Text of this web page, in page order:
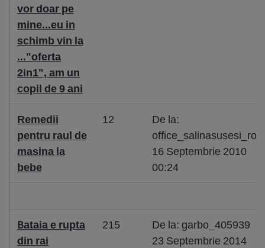
vor doar pe
mine...eu in
schimb vin la
..."oferta
2in1", am un
copil de 9 ani
Remedii
pentru raul de
masina la
bebe
12
De la:
office_salinasusesi_ro
16 Septembrie 2010
00:24
Bataia e rupta
din rai
215
De la: garbo_405939
23 Septembrie 2014